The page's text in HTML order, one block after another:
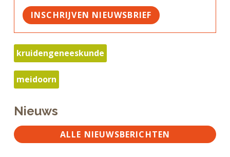
INSCHRIJVEN NIEUWSBRIEF
kruidengeneeskunde
meidoorn
Nieuws
ALLE NIEUWSBERICHTEN